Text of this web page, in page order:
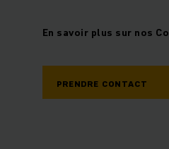
En savoir plus sur nos
PRENDRE CONTACT